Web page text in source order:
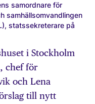
samordnare för
samhällsomvandlingen
statssekreterare på
i Stockholm
chef för
och Lena
till nytt